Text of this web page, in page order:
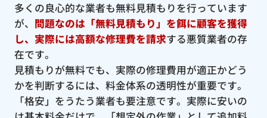
多くの良心的な業者も無料見積もりを行っています
が、 問題なのは「無料見積もり」を餌に顧客を獲得
し、実際には高額な修理費を請求する悪質業者の存
在です。
見積もりが無料でも、実際の修理費用が適正かどう
かを判断するには、料金体系の透明性が重要です。
「格安」をうたう業者も要注意です。実際に安いの